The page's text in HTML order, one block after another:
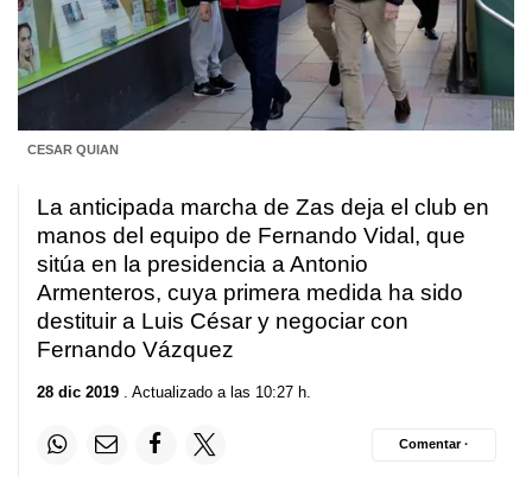
CESAR QUIAN
La anticipada marcha de Zas deja el club en
manos del equipo de Fernando Vidal, que
sitúa en la presidencia a Antonio
Armenteros, cuya primera medida ha sido
destituir a Luis César y negociar con
Fernando Vázquez
28 dic 2019 . Actualizado a las 10:27 h.
Comentar ·